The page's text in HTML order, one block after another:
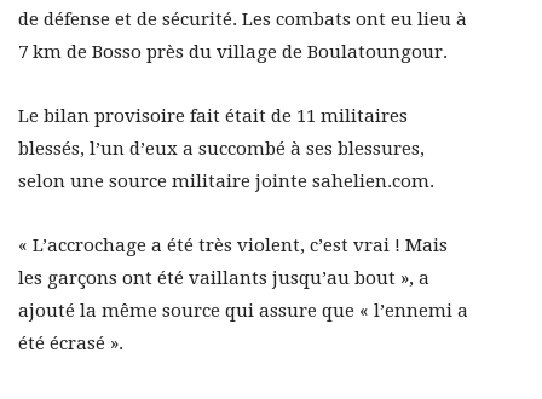
de défense et de sécurité. Les combats ont eu lieu à
7 km de Bosso près du village de Boulatoungour.
Le bilan provisoire fait était de 11 militaires
blessés, l’un d’eux a succombé à ses blessures,
selon une source militaire jointe sahelien.com.
« L’accrochage a été très violent, c’est vrai ! Mais
les garçons ont été vaillants jusqu’au bout », a
ajouté la même source qui assure que « l’ennemi a
été écrasé ».